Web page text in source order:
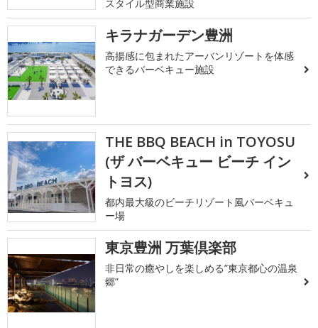
スタイル型商業施設
キラナガーデン豊洲
高揚感に包まれたアーバンリゾートを体感
できるバーベキュー施設
THE BBQ BEACH in TOYOSU
(ザ バーベキュー ビーチ イン
トヨス)
都内最大級のビーチリゾート風バーベキュ
ー場
東京豊洲 万葉倶楽部
非日常の癒やしを楽しめる”東京都心の温泉
郷”